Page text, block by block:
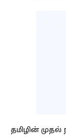
தமிழின் முதல்